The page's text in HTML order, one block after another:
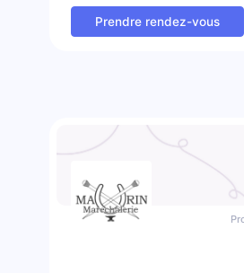
Prendre rendez-vous